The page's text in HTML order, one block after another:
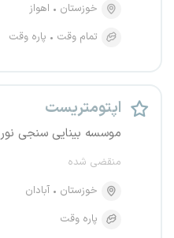
خوزستان
اهواز
تمام وقت
پاره وقت
اپتومتریست
موسسه بینایی سنجی نور
منقضی شده
خوزستان
آبادان
پاره وقت